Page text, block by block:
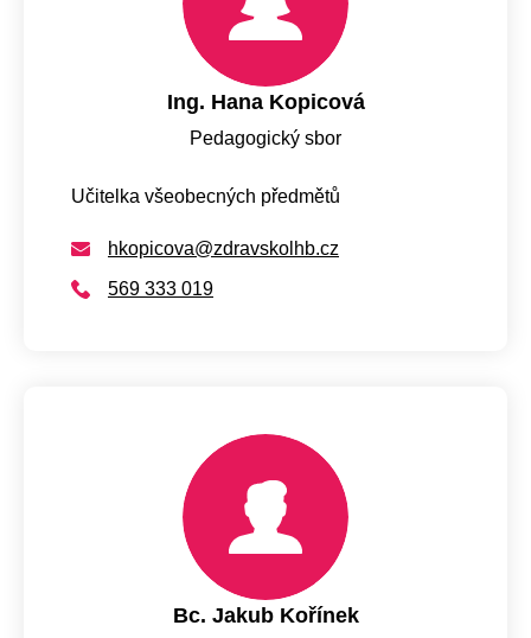
Ing. Hana Kopicová
Pedagogický sbor
Učitelka všeobecných předmětů
hkopicova@zdravskolhb.cz
569 333 019
Bc. Jakub Kořínek